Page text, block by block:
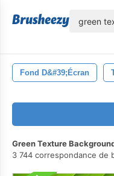
Fond D&#39;écran
Green Texture
3 744 correspondance de